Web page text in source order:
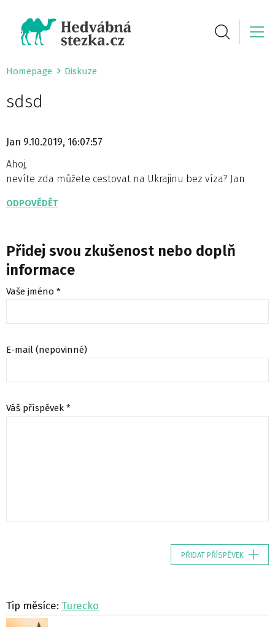
Homepage Diskuze
sdsd
Jan 9.10.2019, 16:07:57
Ahoj,
nevíte zda můžete cestovat na Ukrajinu bez víza? Jan
ODPOVĚDĚT
Přidej svou zkušenost nebo doplň
informace
Vaše jméno *
E-mail (nepovinné)
Váš příspěvek *
PŘIDAT PŘÍSPĚVEK
Tip měsíce: Turecko